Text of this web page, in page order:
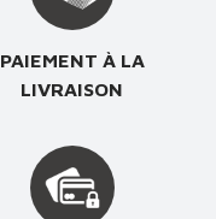
PAIEMENT À LA
LIVRAISON